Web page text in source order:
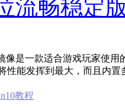
流畅稳定
像是一款适合游戏玩家使
性能发挥到最大，而且内
教程